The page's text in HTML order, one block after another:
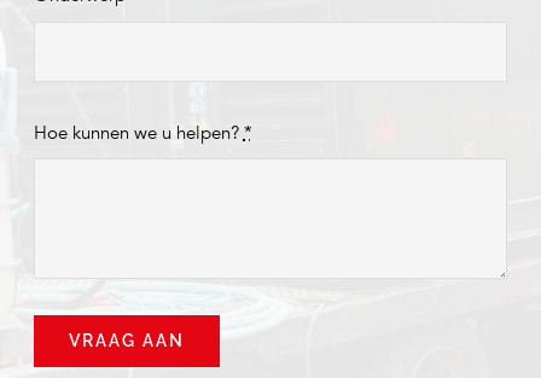
Hoe kunnen we u helpen? *
VRAAG AAN